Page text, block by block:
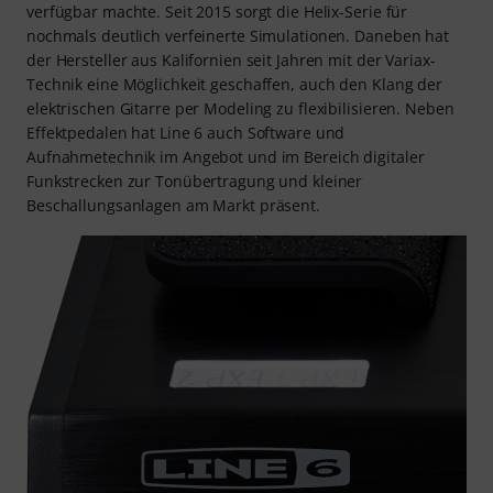
verfügbar machte. Seit 2015 sorgt die Helix-Serie für
nochmals deutlich verfeinerte Simulationen. Daneben hat
der Hersteller aus Kalifornien seit Jahren mit der Variax-
Technik eine Möglichkeit geschaffen, auch den Klang der
elektrischen Gitarre per Modeling zu flexibilisieren. Neben
Effektpedalen hat Line 6 auch Software und
Aufnahmetechnik im Angebot und im Bereich digitaler
Funkstrecken zur Tonübertragung und kleiner
Beschallungsanlagen am Markt präsent.